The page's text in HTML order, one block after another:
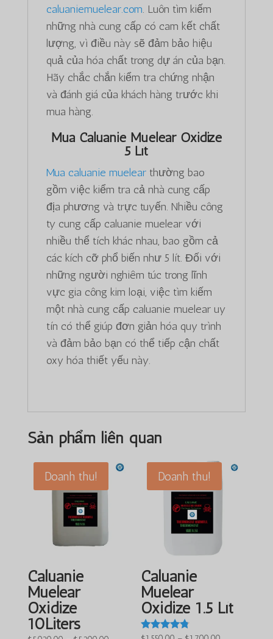
caluaniemuelear.com. Luôn tìm kiếm
những nhà cung cấp có cam kết chất
lượng, vì điều này sẽ đảm bảo hiệu
quả của hóa chất trong dự án của bạn.
Hãy chắc chắn kiểm tra chứng nhận
và đánh giá của khách hàng trước khi
mua hàng.
Mua Caluanie Muelear Oxidize
5 Lít
Mua caluanie muelearthường bao
gồm việc kiểm tra cả nhà cung cấp
địa phương và trực tuyến. Nhiều công
ty cung cấp caluanie muelear với
nhiều thể tích khác nhau, bao gồm cả
các kích cỡ phổ biến như 5 lít. Đối với
những người nghiêm túc trong lĩnh
vực gia công kim loại, việc tìm kiếm
một nhà cung cấp caluanie muelear uy
tín có thể giúp đơn giản hóa quy trình
và đảm bảo bạn có thể tiếp cận chất
oxy hóa thiết yếu này.
Sản phẩm liên quan
Doanh thu!
Caluanie
Muelear
Oxidize
10Liters
Doanh thu!
Caluanie
Muelear
Oxidize 1.5 Lít